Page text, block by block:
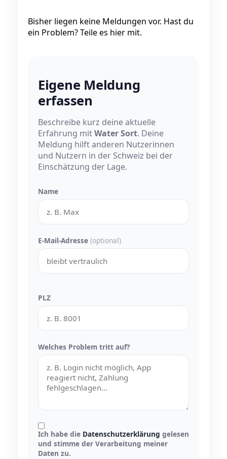
Bisher liegen keine Meldungen vor. Hast du
ein Problem? Teile es hier mit.
Eigene Meldung
erfassen
Beschreibe kurz deine aktuelle
Erfahrung mitWater Sort. Deine
Meldung hilft anderen Nutzerinnen
und Nutzern in der Schweiz bei der
Einschätzung der Lage.
Name
E-Mail-Adresse (optional)
PLZ
Welches Problem tritt auf?
Ich habe die Datenschutzerklärung gelesen
und stimme der Verarbeitung meiner
Daten zu.